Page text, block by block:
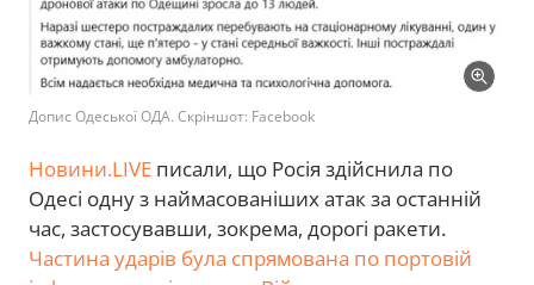
Допис Одеської ОДА. Скріншот: Facebook
Новини.LIVE писали, що Росія здійснила по
Одесі одну з наймасованіших атак за останній
час, застосувавши, зокрема, дорогі ракети.
Частина ударів була спрямована по портовій